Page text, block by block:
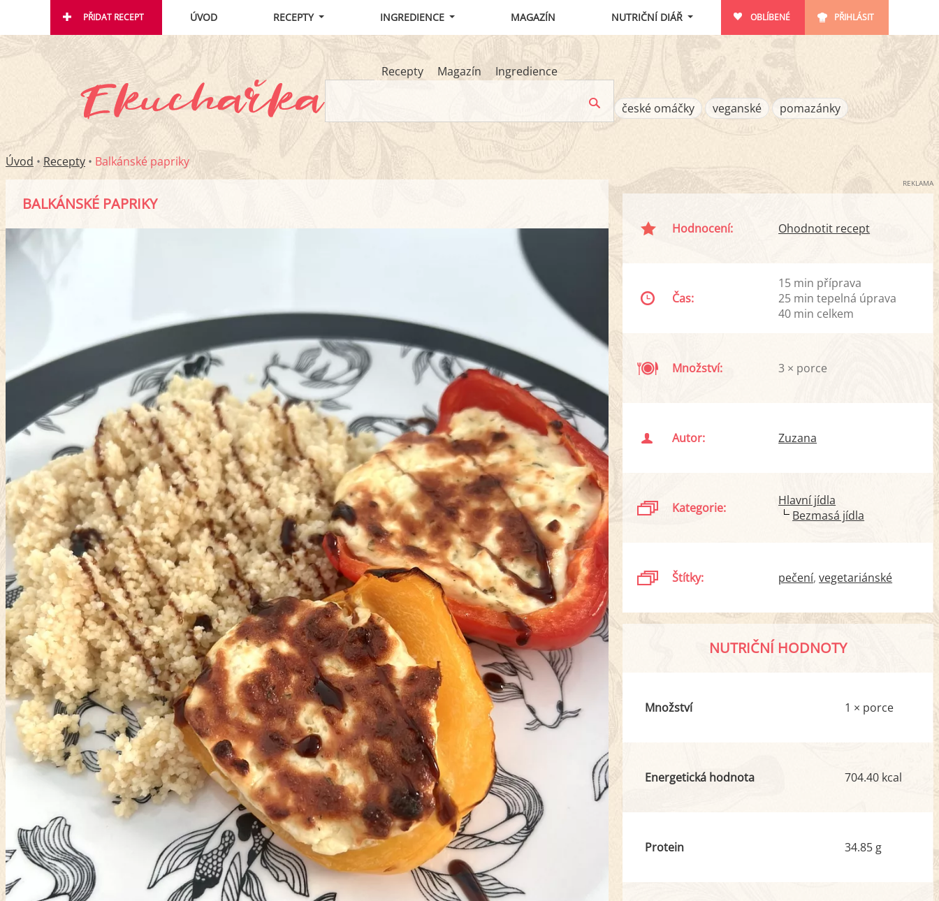
PŘIDAT RECEPT ÚVOD RECEPTY INGREDIENCE MAGAZÍN NUTRIČNÍ DIÁŘ OBLÍBENÉ PŘIHLÁSIT
Recepty Magazín Ingredience
české omáčky veganské pomazánky
Úvod • Recepty • Balkánské papriky
BALKÁNSKÉ PAPRIKY
REKLAMA
Hodnocení: Ohodnotit recept
Čas:
15 min příprava
25 min tepelná úprava
40 min celkem
Množství: 3 × porce
Autor: Zuzana
Kategorie:
Hlavní jídla
Bezmasá jídla
Štítky: pečení vegetariánské
NUTRIČNÍ HODNOTY
Množství 1 × porce
Energetická hodnota 704.40 kcal
Protein 34.85 g